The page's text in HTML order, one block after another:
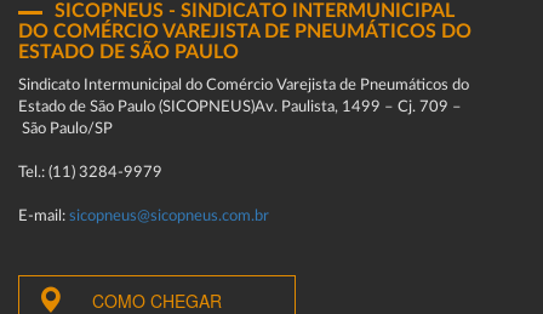
SICOPNEUS - SINDICATO INTERMUNICIPAL
DO COMÉRCIO VAREJISTA DE PNEUMÁTICOS DO
ESTADO DE SÃO PAULO
Sindicato Intermunicipal do Comércio Varejista de Pneumáticos do
Estado de São Paulo (SICOPNEUS)Av. Paulista, 1499 – Cj. 709 –
São Paulo/SP
Tel.: (11) 3284-9979
E-mail: sicopneus@sicopneus.com.br
COMO CHEGAR